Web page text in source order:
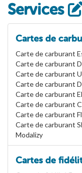
Services
Cartes de
Carte de carburant
Carte de carburant
Carte de carburant
Carte de carburant
Carte de carburant
Carte de carburant
Carte de carburant
Carte de carburant
Modalizy
Cartes de